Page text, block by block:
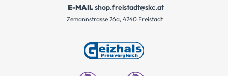
E-MAILshop.freistadt@skc.at
Zemannstrasse 26a, 4240 Freistadt